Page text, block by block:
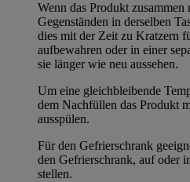
Wenn das Produkt zusammen
Gegenständen in derselben
dies mit der Zeit zu Kratzern
aufbewahren oder in einer
sie länger wie neu aussehen.
Um eine gleichbleibende
dem Nachfüllen das Produkt
ausspülen.
Für den Gefrierschrank
den Gefrierschrank, auf oder
stellen.